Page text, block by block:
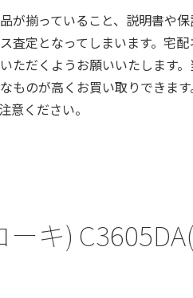
が揃っていること、説明書や
査定となってしまいます。宅
ただくようお願いいたします
ものが高くお買い取りできま
意ください。
キ)